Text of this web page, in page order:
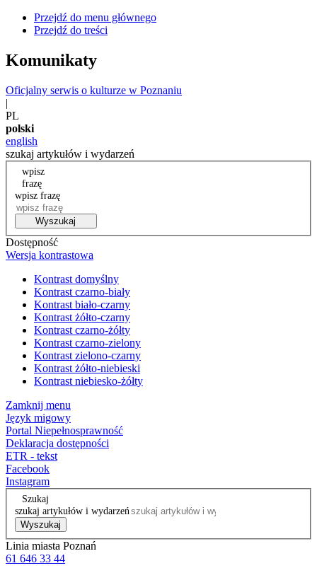
Przejdź do menu głównego
Przejdź do treści
Komunikaty
Oficjalny serwis o kulturze w Poznaniu
|
PL
polski
english
szukaj artykułów i wydarzeń
wpisz
frazę
wpisz frazę
Wyszukaj
Dostępność
Wersja kontrastowa
Kontrast domyślny
Kontrast czarno-biały
Kontrast biało-czarny
Kontrast żółto-czarny
Kontrast czarno-żółty
Kontrast czarno-zielony
Kontrast zielono-czarny
Kontrast żółto-niebieski
Kontrast niebiesko-żółty
Zamknij menu
Język migowy
Portal Niepełnosprawność
Deklaracja dostępności
ETR - tekst
Facebook
Instagram
Szukaj
szukaj artykułów i wydarzeń
Wyszukaj
Linia miasta Poznań
61 646 33 44